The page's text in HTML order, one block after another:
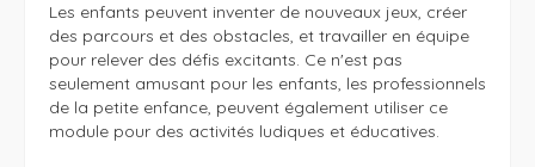
Les enfants peuvent inventer de nouveaux jeux, créer
des parcours et des obstacles, et travailler en équipe
pour relever des défis excitants. Ce n'est pas
seulement amusant pour les enfants, les professionnels
de la petite enfance, peuvent également utiliser ce
module pour des activités ludiques et éducatives.